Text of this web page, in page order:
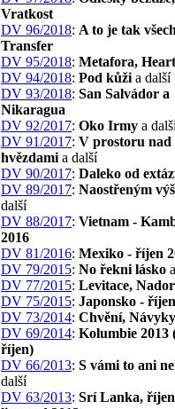
Vratkost
DV 96/2018: A to je tak
Transfer
DV 95/2018: Metafora,
DV 94/2018: Pod kůži a další
DV 93/2018: San Salvádor a
Nikaragua
DV 92/2017: Oko Irmy a
DV 91/2017: V prostoru nad
hvězdami a další
DV 90/2017: Daleko od
DV 89/2017: Naostřeným
další
DV 88/2017: Vietnam -
2016
DV 81/2016: Mexiko - říjen
DV 79/2015: No řekni lásko
DV 77/2015: Levitace,
DV 75/2015: Japonsko -
DV 73/2014: Chvění, Návyky
DV 69/2014: Kolumbie 2013
říjen)
DV 66/2013: S vámi to ani
další
DV 63/2013: Srí Lanka,